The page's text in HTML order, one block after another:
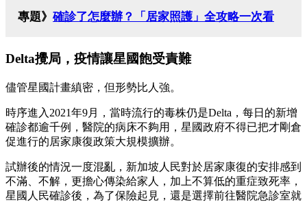
專題》 確診了怎麼辦？「居家照護」全攻略一次看
Delta攪局，疫情讓星國飽受責難
儘管星國計畫縝密，但形勢比人強。
時序進入2021年9月，當時流行的毒株仍是Delta，每日的新增
確診都逾千例，醫院的病床不夠用，星國政府不得已把才剛倉
促進行的居家康復政策大規模擴辦。
試辦後的情況一度混亂，新加坡人民對於居家康復的安排感到
不滿、不解，更擔心傳染給家人，加上不算低的重症致死率，
星國人民確診後，為了保險起見，還是選擇前往醫院急診室就